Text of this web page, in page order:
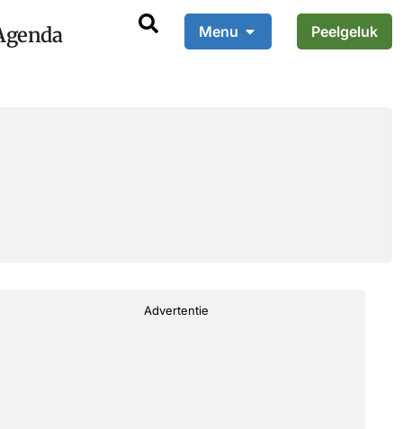
Menu Peelgeluk
Advertentie